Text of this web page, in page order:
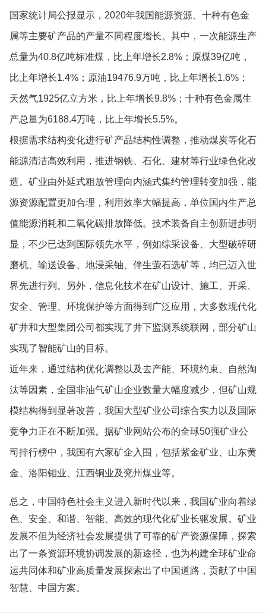
国家统计局公报显示，2020年我国能源资源、十种有色金
属等主要矿产品的产量不同程度增长。其中，一次能源生产
总量为40.8亿吨标准煤，比上年增长2.8%；原煤39亿吨，
比上年增长1.4%；原油19476.9万吨，比上年增长1.6%；
天然气1925亿立方米，比上年增长9.8%；十种有色金属生
产总量为6188.4万吨，比上年增长5.5%。
根据需求结构变化进行矿产品结构性调整，推动煤炭等化石
能源清洁高效利用，推进钢铁、石化、建材等行业绿色化改
造。矿业由外延式粗放管理向内涵式集约管理转变加强，能
源资源配置更加合理，利用效率大幅提高，单位国内生产总
值能源消耗和二氧化碳排放降低。技术装备自主创新进步明
显，不少已达到国际领先水平，例如综采设备、大型破碎研
磨机、输送设备、地浸采铀、伴生萤石选矿等，均已迈入世
界先进行列。另外，信息化技术在矿山设计、施工、开采、
安全、管理、环境保护等方面得到广泛应用，大多数现代化
矿井和大型集团公司都实现了井下监测系统联网，部分矿山
实现了智能矿山的目标。
近年来，通过结构优化调整以及去产能、环境约束、自然淘
汰等因素，全国非油气矿山企业数量大幅度减少，但矿山规
模结构得到显著改善，我国大型矿业公司综合实力以及国际
竞争力正在不断加强。据矿业网站公布的全球50强矿业公
司排行榜中，我国有六家矿企入围，包括紫金矿业、山东黄
金、洛阳钼业、江西铜业及兖州煤业等。
总之，中国特色社会主义进入新时代以来，我国矿业向着绿
色、安全、和谐、智能、高效的现代化矿业长驱发展。矿业
发展不但为经济社会发展提供了可靠的矿产资源保障，探索
出了一条资源环境协调发展的新途径，也为构建全球矿业命
运共同体和矿业高质量发展探索出了中国道路，贡献了中国
智慧、中国方案。